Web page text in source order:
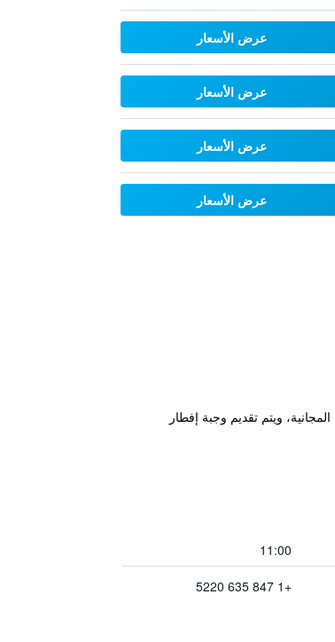
عرض الأسعار
عرض الأسعار
عرض الأسعار
عرض الأسعار
وتتوفر خدمة الواي فاي المجانية، ويتم تقديم وجبة إفطار
11:00
+1 847 635 5220